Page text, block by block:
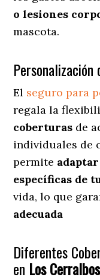
o lesiones
mascota.
El seguro para
regala la
coberturas de
individuales de
permite
específicas de
vida, lo que
adecuada
Diferentes
en Los Cerralbos